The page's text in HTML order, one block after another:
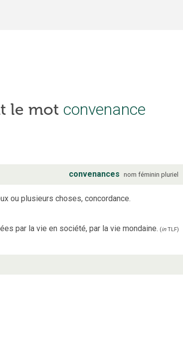
le mot convenance
convenances nom féminin pluriel
ou plusieurs choses, concordance.
par la vie en société, par la vie mondaine. (inTLF)